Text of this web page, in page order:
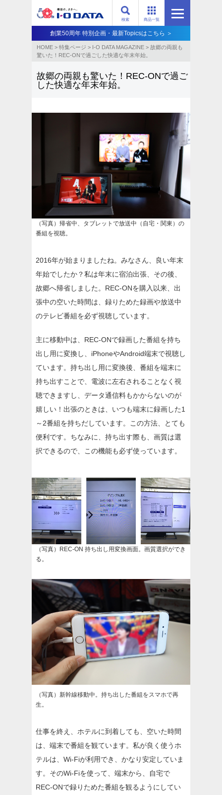
商品一覧
検索
創業50周年 特別企画・最新Topicsはこちら ＞
HOME > 特集ページ > I-O DATA MAGAZINE > 故郷の両親も
驚いた！REC-ONで過ごした快適な年末年始。
故郷の両親も驚いた！REC-ONで過ご
した快適な年末年始。
（写真）帰省中、タブレットで放送中（自宅・関東）の
番組を視聴。
2016年が始まりましたね。みなさん、良い年末
年始でしたか？私は年末に宿泊出張、その後、
故郷へ帰省しました。REC-ONを購入以来、出
張中の空いた時間は、録りためた録画や放送中
のテレビ番組を必ず視聴しています。
主に移動中は、REC-ONで録画した番組を持ち
出し用に変換し、iPhoneやAndroid端末で視聴し
ています。持ち出し用に変換後、番組を端末に
持ち出すことで、電波に左右されることなく視
聴できますし、データ通信料もかからないのが
嬉しい！出張のときは、いつも端末に録画した1
～2番組を持ちだしています。この方法、とても
便利です。ちなみに、持ち出す際も、画質は選
択できるので、この機能も必ず使っています。
（写真）REC-ON 持ち出し用変換画面。画質選択ができ
る。
（写真）新幹線移動中。持ち出した番組をスマホで再
生。
仕事を終え、ホテルに到着しても、空いた時間
は、端末で番組を観ています。私が良く使うホ
テルは、Wi-Fiが利用でき、かなり安定していま
す。そのWi-Fiを使って、端末から、自宅で
REC-ONで録りためた番組を観るようにしてい